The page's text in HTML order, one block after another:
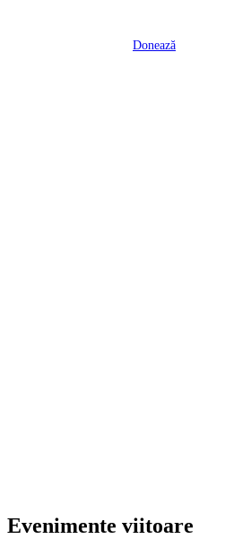
Donează
Evenimente viitoare